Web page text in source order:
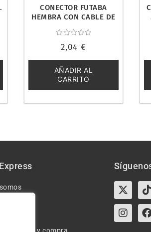
CONECTOR FUTABA
HEMBRA CON CABLE DE
UR46136
con
de
5
2,04 €
AÑADIR AL
CARRITO
de uso y compra
X-
twitter